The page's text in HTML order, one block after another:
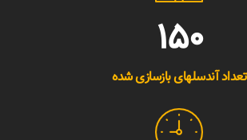
150
تعداد آندسلهای بازسازی شده